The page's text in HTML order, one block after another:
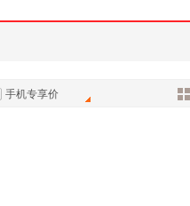
手机专享价